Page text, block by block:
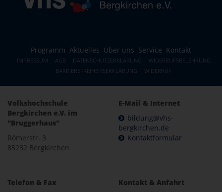
Programm Aktuelles Über uns Service Kontakt
IMPRESSUM AGB DATENSCHUTZERKLÄRUNG
WIDERRUFSBELEHRUNG
BARRIEREFREIHEITSERKLÄRUNG
WIDERRUF
Volkshochschule
Bergkirchen e.V. im
"Bruggerhaus"
Römerstr. 3
85232 Bergkirchen
E-Mail & Internet
bildung@vhs-
bergkirchen.de
Kontaktformular
Telefon & Fax
Kontakt & Anfahrt